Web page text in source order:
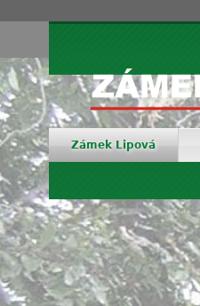
Zámek Lipová